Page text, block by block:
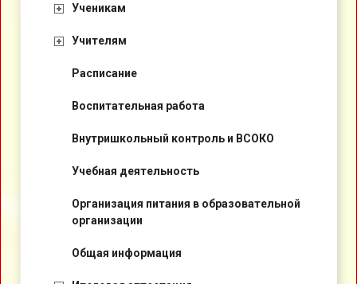
Ученикам
Учителям
Расписание
Воспитательная работа
Внутришкольный контроль и ВСОКО
Учебная деятельность
Организация питания в образовательной
организации
Общая информация